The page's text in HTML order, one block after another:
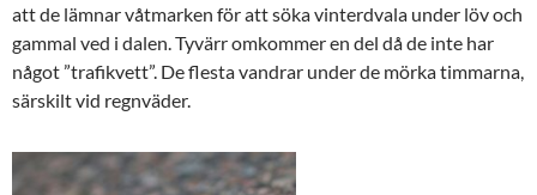
att de lämnar våtmarken för att söka vinterdvala under löv och
gammal ved i dalen. Tyvärr omkommer en del då de inte har
något ”trafikvett”. De flesta vandrar under de mörka timmarna,
särskilt vid regnväder.